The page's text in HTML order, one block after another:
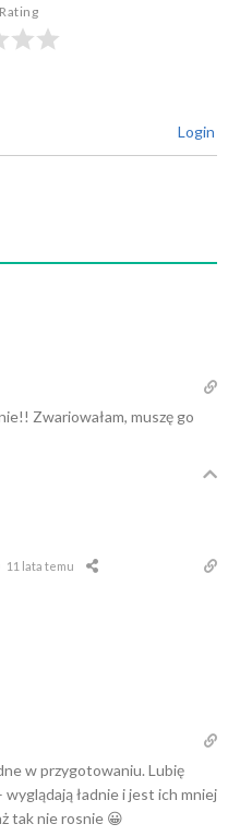
Login
Zwariowałam, muszę go
11 lata temu
w przygotowaniu. Lubię
ładnie i jest ich mniej
tak nie rosnie 😀